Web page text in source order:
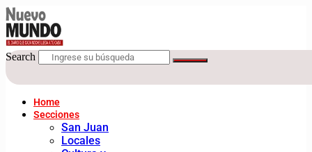
Search
Home
Secciones
San Juan
Locales